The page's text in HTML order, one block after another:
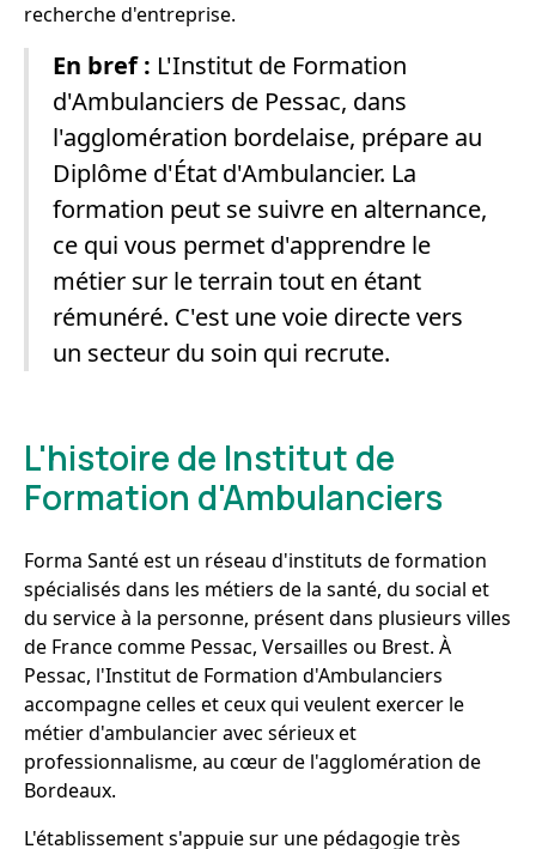
recherche d'entreprise.
En bref : L'Institut de Formation
d'Ambulanciers de Pessac, dans
l'agglomération bordelaise, prépare au
Diplôme d'État d'Ambulancier. La
formation peut se suivre en alternance,
ce qui vous permet d'apprendre le
métier sur le terrain tout en étant
rémunéré. C'est une voie directe vers
un secteur du soin qui recrute.
L'histoire de Institut de
Formation d'Ambulanciers
Forma Santé est un réseau d'instituts de formation
spécialisés dans les métiers de la santé, du social et
du service à la personne, présent dans plusieurs villes
de France comme Pessac, Versailles ou Brest. À
Pessac, l'Institut de Formation d'Ambulanciers
accompagne celles et ceux qui veulent exercer le
métier d'ambulancier avec sérieux et
professionnalisme, au cœur de l'agglomération de
Bordeaux.
L'établissement s'appuie sur une pédagogie très